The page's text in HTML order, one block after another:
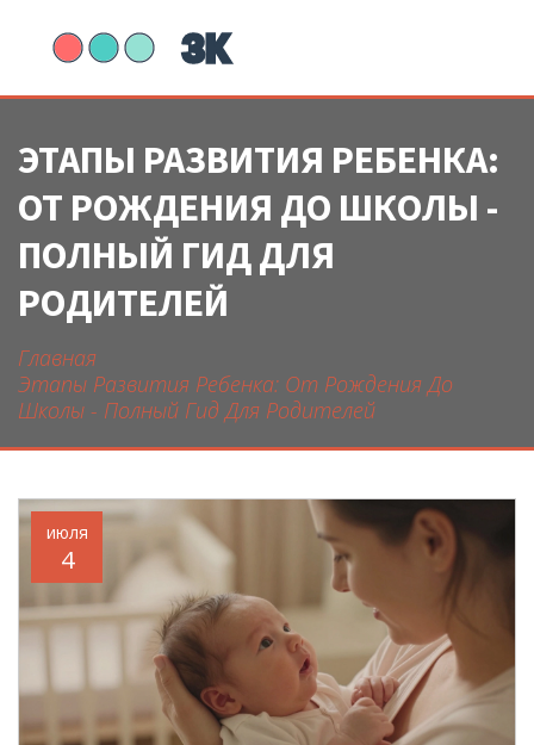
ЭТАПЫ РАЗВИТИЯ РЕБЕНКА:
ОТ РОЖДЕНИЯ ДО ШКОЛЫ -
ПОЛНЫЙ ГИД ДЛЯ
РОДИТЕЛЕЙ
Главная
Этапы Развития Ребенка: От Рождения До
Школы - Полный Гид Для Родителей
июля
4